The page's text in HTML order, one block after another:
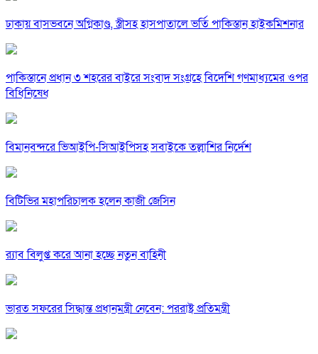
ঢাকায় বাসভবনে অগ্নিকাণ্ড, স্ত্রীসহ হাসপাতালে ভর্তি পাকিস্তান হাইকমিশনার
পাকিস্তানে প্রধান ৩ শহরের বাইরে সংবাদ সংগ্রহে বিদেশি গণমাধ্যমের ওপর
বিধিনিষেধ
বিমানবন্দরে ভিআইপি-সিআইপিসহ সবাইকে তল্লাশির নির্দেশ
বিটিভির মহাপরিচালক হলেন কাজী জেসিন
র‍্যাব বিলুপ্ত করে আনা হচ্ছে নতুন বাহিনী
ভারত সফরের সিদ্ধান্ত প্রধানমন্ত্রী নেবেন: পররাষ্ট্র প্রতিমন্ত্রী